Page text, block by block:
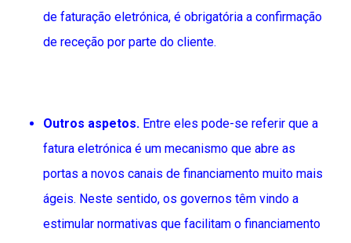
de faturação eletrónica, é obrigatória a confirmação
de receção por parte do cliente.
Outros aspetos. Entre eles pode-se referir que a
fatura eletrónica é um mecanismo que abre as
portas a novos canais de financiamento muito mais
ágeis. Neste sentido, os governos têm vindo a
estimular normativas que facilitam o financiamento